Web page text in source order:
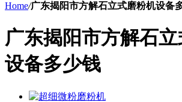
Home/广东揭阳市方解石立式磨粉机设备
广东揭阳市方解石
设备多少钱